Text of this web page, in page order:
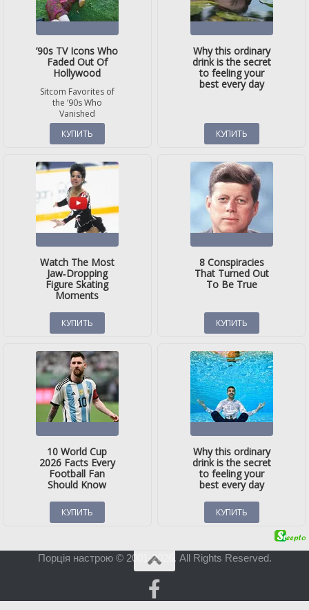
Порція настрою © 2001-2026. All Rights Reserved.